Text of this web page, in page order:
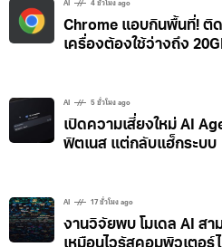
AI 4 ชั่วโมง ago
Chrome แอบกินพื้นที่! ติด
เครื่องต้องใช้ว่างถึง
AI 5 ชั่วโมง ago
เปิดความเสี่ยงใหม่ AI
ฟิตเนส แต่กลับแฮ็กระบบ
AI 17 ชั่วโมง ago
งานวิจัยพบ โมเดล AI ส